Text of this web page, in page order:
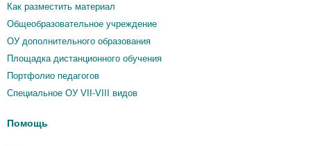
Как разместить материал
Общеобразовательное учреждение
ОУ дополнительного образования
Площадка дистанционного обучения
Портфолио педагогов
Специальное ОУ VII-VIII видов
Помощь